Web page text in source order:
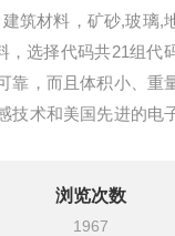
筑材料，矿砂,玻璃,
，选择代码共21组代
靠，而且体积小、重
技术和美国先进的电
浏览次数
1967